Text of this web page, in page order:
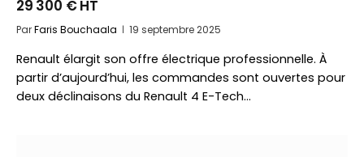
29 300 € HT
ParFaris Bouchaala 19 septembre 2025
Renault élargit son offre électrique professionnelle. À
partir d’aujourd’hui, les commandes sont ouvertes pour
deux déclinaisons du Renault 4 E-Tech…